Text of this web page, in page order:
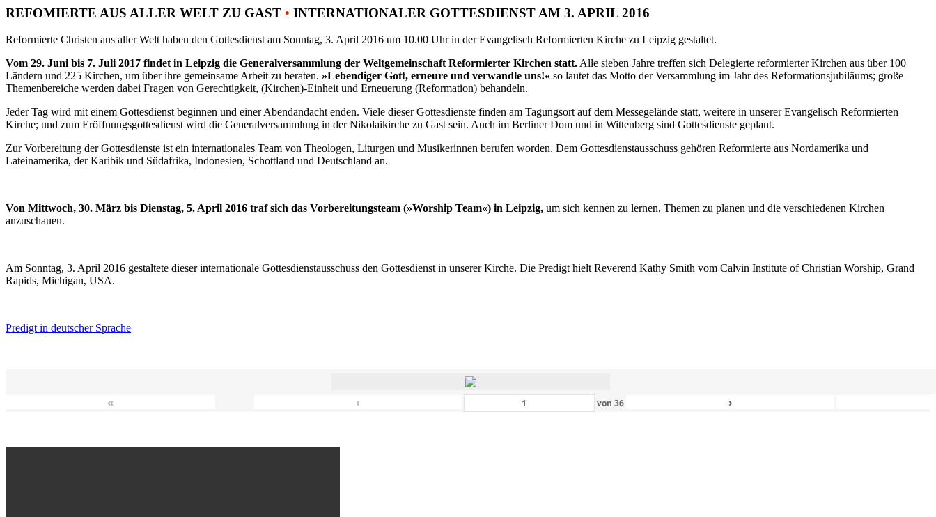
REFOMIERTE AUS ALLER WELT ZU GAST • INTERNATIONALER GOTTESDIENST AM 3. APRIL 2016
Reformierte Christen aus aller Welt haben den Gottesdienst am Sonntag, 3. April 2016 um 10.00 Uhr in der Evangelisch Reformierten Kirche zu Leipzig gestaltet.
Vom 29. Juni bis 7. Juli 2017 findet in Leipzig die Generalversammlung der Weltgemeinschaft Reformierter Kirchen statt.Alle sieben Jahre treffen sich Delegierte reformierter Kirchen aus über 100
Ländern und 225 Kirchen, um über ihre gemeinsame Arbeit zu beraten. »Lebendiger Gott, erneure und verwandle uns!« so lautet das Motto der Versammlung im Jahr des Reformationsjubiläums; große
Themenbereiche werden dabei Fragen von Gerechtigkeit, (Kirchen)-Einheit und Erneuerung (Reformation) behandeln.
Jeder Tag wird mit einem Gottesdienst beginnen und einer Abendandacht enden. Viele dieser Gottesdienste finden am Tagungsort auf dem Messegelände statt, weitere in unserer Evangelisch Reformierten
Kirche; und zum Eröffnungsgottesdienst wird die Generalversammlung in der Nikolaikirche zu Gast sein. Auch im Berliner Dom und in Wittenberg sind Gottesdienste geplant.
Zur Vorbereitung der Gottesdienste ist ein internationales Team von Theologen, Liturgen und Musikerinnen berufen worden. Dem Gottesdienstausschuss gehören Reformierte aus Nordamerika und
Lateinamerika, der Karibik und Südafrika, Indonesien, Schottland und Deutschland an.
Von Mittwoch, 30. März bis Dienstag, 5. April 2016 traf sich das Vorbereitungsteam (»Worship Team«) in Leipzig, um sich kennen zu lernen, Themen zu planen und die verschiedenen Kirchen
anzuschauen.
Am Sonntag, 3. April 2016 gestaltete dieser internationale Gottesdienstausschuss den Gottesdienst in unserer Kirche. Die Predigt hielt Reverend Kathy Smith vom Calvin Institute of Christian Worship, Grand
Rapids, Michigan, USA.
Predigt in deutscher Sprache
« ‹ von36 ›